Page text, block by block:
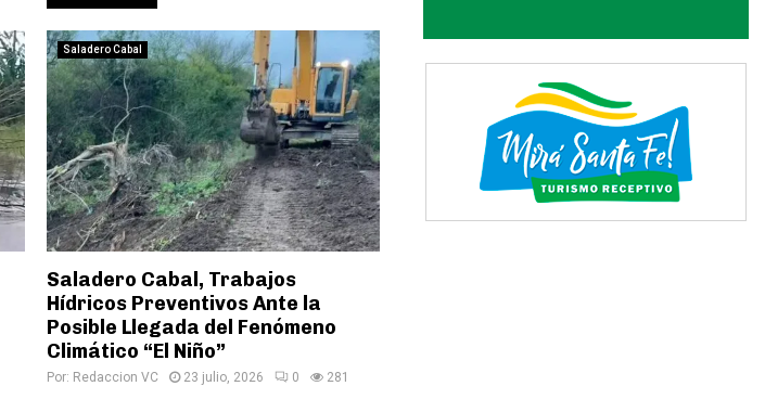
Saladero Cabal
Saladero Cabal, Trabajos
Hídricos Preventivos Ante la
Posible Llegada del Fenómeno
Climático “El Niño”
Por: Redaccion VC 23 julio, 2026 0 281